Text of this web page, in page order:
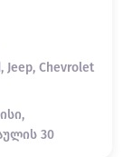
Jeep, Chevrolet
30